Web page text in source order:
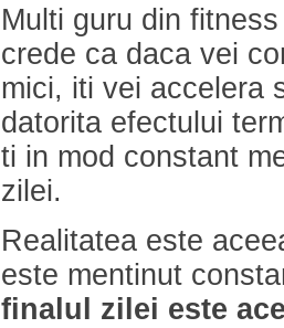
Multi guru din
crede ca daca vei
mici, iti vei accelera
datorita efectului
ti in mod constant
zilei.
Realitatea este
este mentinut
finalul zilei este